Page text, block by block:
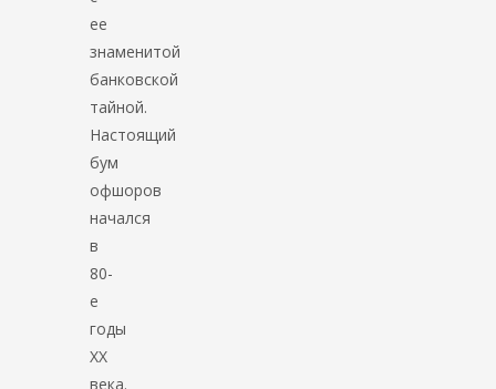
ее
знаменитой
банковской
тайной.
Настоящий
бум
офшоров
начался
в
80-
е
годы
ХХ
века.